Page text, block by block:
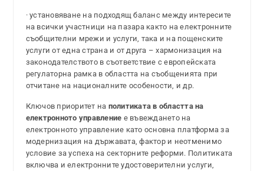
· установяване на подходящ баланс между интересите
на всички участници на пазара както на електронните
съобщителни мрежи и услуги, така и на пощенските
услуги от една страна и от друга – хармонизация на
законодателството в съответствие с европейската
регулаторна рамка в областта на съобщенията при
отчитане на националните особености, и др.
Ключов приоритет на политиката в областта на
електронното управление е въвеждането на
електронното управление като основна платформа за
модернизация на държавата, фактор и неотменимо
условие за успеха на секторните реформи. Политиката
включва и електронните удостоверителни услуги,